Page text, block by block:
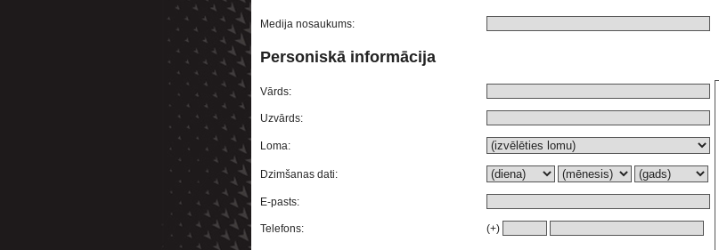
Medija nosaukums:
Personiskā informācija
Vārds:
Uzvārds:
Loma:
Dzimšanas dati:
E-pasts:
Telefons: (+)